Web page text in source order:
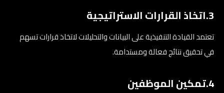
3.اتخاذ القرارات الاستراتيجية
تعتمد القيادة التنفيذية على البيانات والتحليلات لاتخاذ قرارات تسهم
في تحقيق نتائج فعالة ومستدامة.
4.تمكين الموظفين